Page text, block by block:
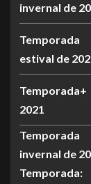
invernal de
Temporada
estival de
2021
Temporada
invernal de
Temporada: